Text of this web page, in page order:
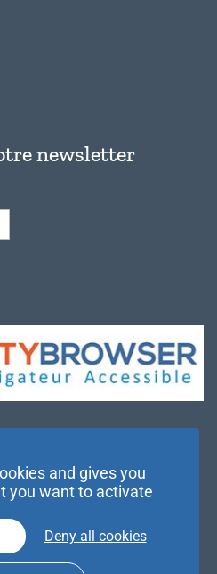
newsletter
and gives you
you want to activate
Deny all cookies